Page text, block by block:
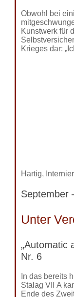
Obwohl bei
Kunstwerk für
Krieges dar:
Hartig,
September
Unter
„Automatic
Nr. 6
In das bereits
Stalag VII A
Ende des